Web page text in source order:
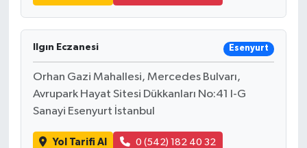
Ilgın Eczanesi Esenyurt
Orhan Gazi Mahallesi, Mercedes Bulvarı,
Avrupark Hayat Sitesi Dükkanları No:41 I-G
Sanayi Esenyurt İstanbul
Yol Tarifi Al 0 (542) 182 40 32